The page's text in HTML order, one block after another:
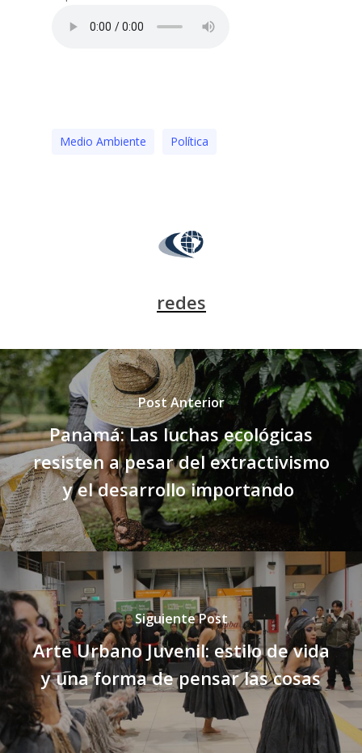
Medio Ambiente Polí­tica
redes
Post Anterior
Panamá: Las luchas ecológicas
resisten a pesar del extractivismo
y el desarrollo importando
Siguiente Post
Arte Urbano Juvenil: estilo de vida
y una forma de pensar las cosas